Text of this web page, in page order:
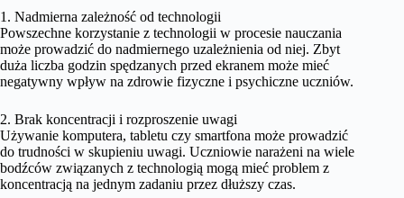
1. Nadmierna zależność od technologii
Powszechne korzystanie z technologii w procesie nauczania
może prowadzić do nadmiernego uzależnienia od niej. Zbyt
duża liczba godzin spędzanych przed ekranem może mieć
negatywny wpływ na zdrowie fizyczne i psychiczne uczniów.
2. Brak koncentracji i rozproszenie uwagi
Używanie komputera, tabletu czy smartfona może prowadzić
do trudności w skupieniu uwagi. Uczniowie narażeni na wiele
bodźców związanych z technologią mogą mieć problem z
koncentracją na jednym zadaniu przez dłuższy czas.